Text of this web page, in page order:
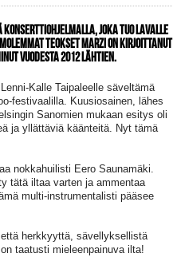
JOKA TUO LAVALLE
TEOKSET MARZI ON KIRJOITTANUT
VUODESTA 2012 LÄHTIEN.
Kalle Taipaleelle säveltämä
festivaalilla. Kuusiosainen, lähes
Sanomien mukaan esitys oli
ja yllättäviä käänteitä. Nyt tämä
nokkahuilisti Eero Saunamäki.
tätä iltaa varten ja ammentaa
multi-instrumentalisti pääsee
herkkyyttä, sävellyksellistä
taatusti mieleenpainuva ilta!